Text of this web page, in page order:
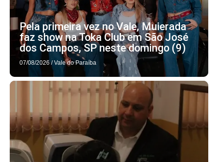
Pela primeira vez no Vale, Muierada
faz show na Toka Club em São José
dos Campos, SP neste domingo (9)
07/08/2026 / Vale do Paraíba